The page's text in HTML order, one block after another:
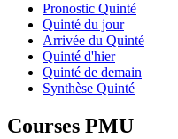
Pronostic Quinté
Quinté du jour
Arrivée du Quinté
Quinté d'hier
Quinté de demain
Synthèse Quinté
Courses PMU